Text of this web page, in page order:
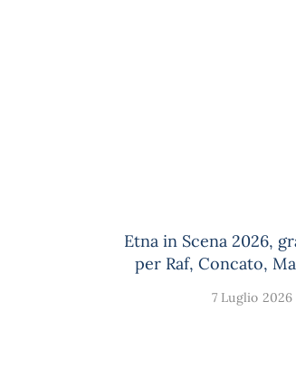
Etna in Scena 2026,
per Raf, Concato,
7 Luglio 2026